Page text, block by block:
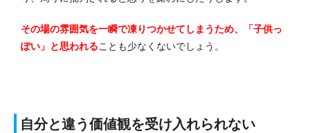
その場の雰囲気を一瞬で凍りつかせてしまうため、「子供っ
ぽい」と思われることも少なくないでしょう。
自分と違う価値観を受け入れられない